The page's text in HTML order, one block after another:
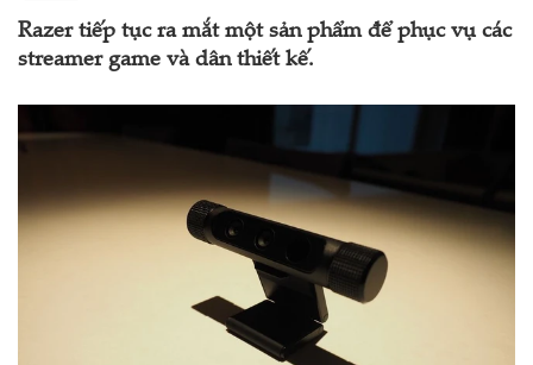
Razer tiếp tục ra mắt một sản phẩm để phục vụ các
streamer game và dân thiết kế.